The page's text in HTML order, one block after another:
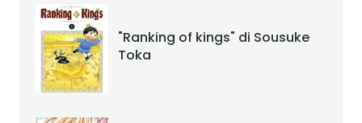
"Ranking of kings" di Sousuke
Toka